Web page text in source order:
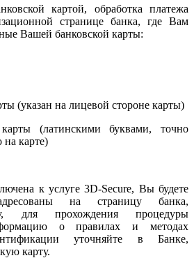
картой, обработка платежа
странице банка, где Вам
Вашей банковской карты:
(указан на лицевой стороне карты)
(латинскими буквами, точно
на карте)
к услуге 3D-Secure, Вы будете
на страницу банка,
для прохождения процедуры
о правилах и методах
уточняйте в Банке,
карту.